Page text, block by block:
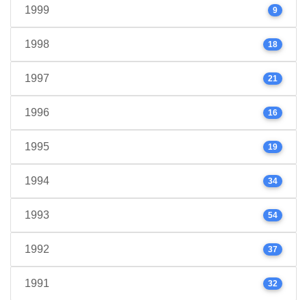
1999 9
1998 18
1997 21
1996 16
1995 19
1994 34
1993 54
1992 37
1991 32